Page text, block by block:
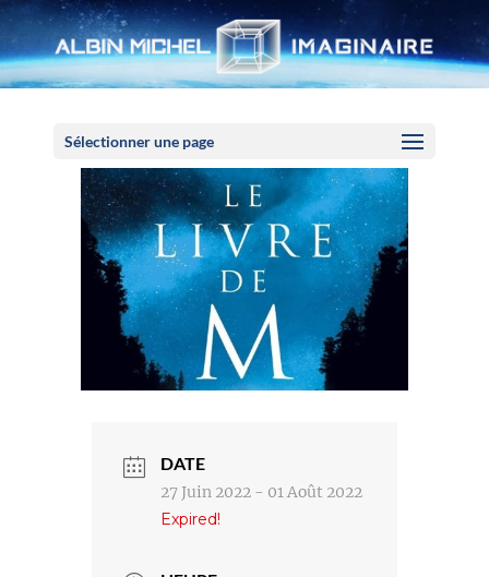
Sélectionner une page
DATE
27 Juin 2022 - 01 Août 2022
Expired!
Panneau de gestion des cookies